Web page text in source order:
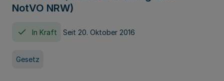
NotVO NRW)
In Kraft Seit 20. Oktober 2016
Gesetz